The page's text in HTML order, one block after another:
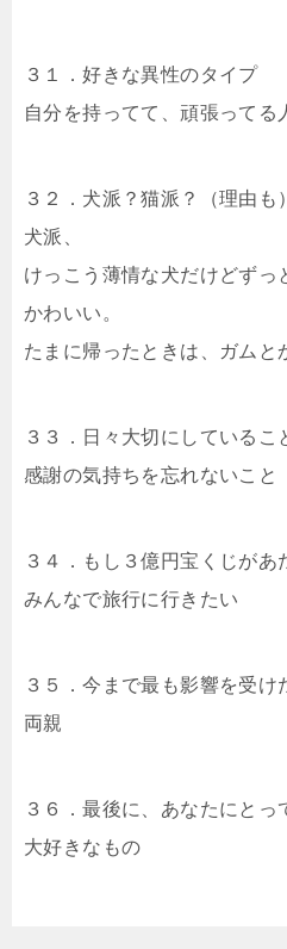
３１．好きな異性のタイプ
自分を持ってて、頑張ってる
３２．犬派？猫派？（理由も）
犬派、
けっこう薄情な犬だけどずっ
かわいい。
たまに帰ったときは、ガムと
３３．日々大切にしているこ
感謝の気持ちを忘れないこと
３４．もし３億円宝くじがあ
みんなで旅行に行きたい
３５．今まで最も影響を受け
両親
３６．最後に、あなたにとっ
大好きなもの